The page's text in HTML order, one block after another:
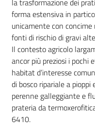
la trasformazione dei
forma estensiva in
unicamente con
fonti di rischio di gravi
Il contesto agricolo
ancor più preziosi i pochi
habitat d’interesse
di bosco ripariale a
perenne galleggiante e
prateria da
6410.